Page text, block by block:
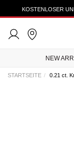
KOSTENLOSER
NEW
STARTSEITE 0.21 ct.